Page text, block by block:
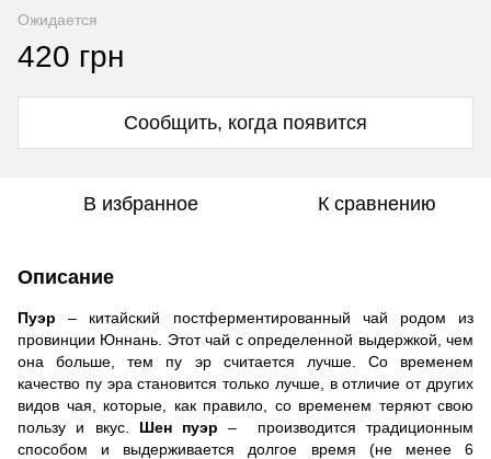
Ожидается
420 грн
Сообщить, когда появится
В избранное К сравнению
Описание
Пуэр – китайский постферментированный чай родом из
провинции Юннань. Этот чай с определенной выдержкой, чем
она больше, тем пу эр считается лучше. Со временем
качество пу эра становится только лучше, в отличие от других
видов чая, которые, как правило, со временем теряют свою
пользу и вкус. Шен пуэр – производится традиционным
способом и выдерживается долгое время (не менее 6